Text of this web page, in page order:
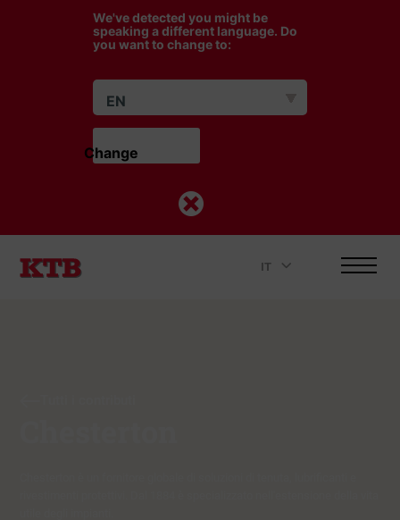
We've detected you might be
speaking a different language. Do
you want to change to:
EN
Change
IT .